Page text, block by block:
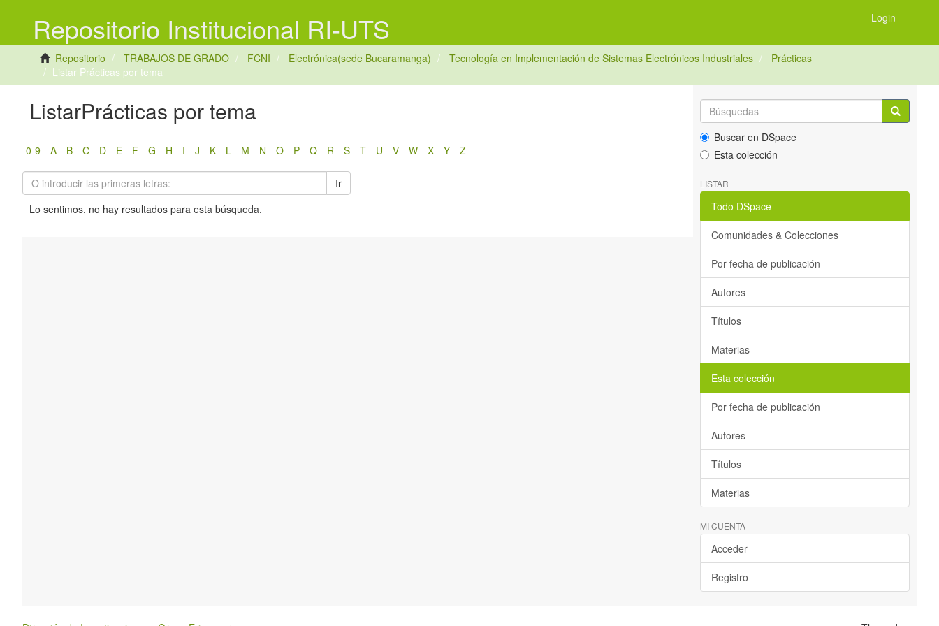
Repositorio Institucional RI-UTS Login
Repositorio TRABAJOS DE GRADO FCNI Electrónica(sede Bucaramanga) Tecnología en Implementación de Sistemas Electrónicos Industriales
Prácticas
Listar Prácticas por tema
ListarPrácticas por tema
0-9 A B C D E F G H I J K L M N O P Q R S T U V W X Y Z
Ir
Lo sentimos, no hay resultados para esta búsqueda.
Buscar en DSpace
Esta colección
LISTAR
Todo DSpace
Comunidades & Colecciones
Por fecha de publicación
Autores
Títulos
Materias
Esta colección
Por fecha de publicación
Autores
Títulos
Materias
MI CUENTA
Acceder
Registro